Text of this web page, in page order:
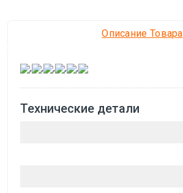
Описание Товара
, , , , ,
Технические детали